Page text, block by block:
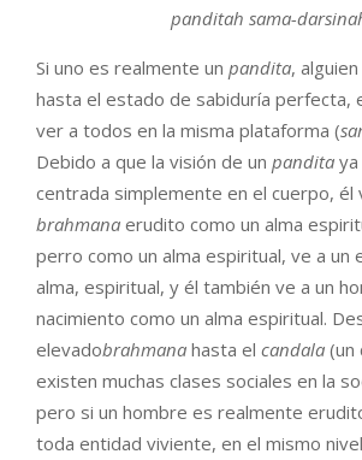
panditah sama-darsina
Si uno es realmente un pandita,
hasta el estado de sabiduría perfecta,
ver a todos en la misma plataforma (
Debido a que la visión de un pandita
centrada simplemente en el cuerpo, él
brahmana erudito como un alma
perro como un alma espiritual, ve a un
alma, espiritual, y él también ve a un
nacimiento como un alma espiritual.
elevadobrahmana hasta el candala (un
existen muchas clases sociales en la
pero si un hombre es realmente
toda entidad viviente, en el mismo